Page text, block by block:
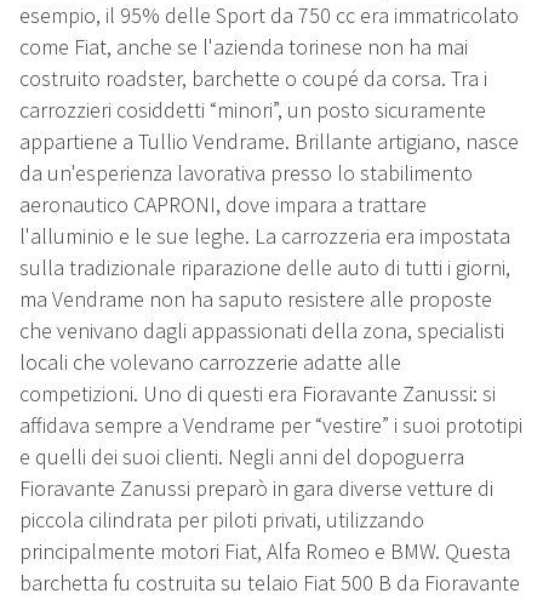
esempio, il 95% delle Sport da 750 cc era immatricolato
come Fiat, anche se l'azienda torinese non ha mai
costruito roadster, barchette o coupé da corsa. Tra i
carrozzieri cosiddetti “minori”, un posto sicuramente
appartiene a Tullio Vendrame. Brillante artigiano, nasce
da un'esperienza lavorativa presso lo stabilimento
aeronautico CAPRONI, dove impara a trattare
l'alluminio e le sue leghe. La carrozzeria era impostata
sulla tradizionale riparazione delle auto di tutti i giorni,
ma Vendrame non ha saputo resistere alle proposte
che venivano dagli appassionati della zona, specialisti
locali che volevano carrozzerie adatte alle
competizioni. Uno di questi era Fioravante Zanussi: si
affidava sempre a Vendrame per “vestire” i suoi prototipi
e quelli dei suoi clienti. Negli anni del dopoguerra
Fioravante Zanussi preparò in gara diverse vetture di
piccola cilindrata per piloti privati, utilizzando
principalmente motori Fiat, Alfa Romeo e BMW. Questa
barchetta fu costruita su telaio Fiat 500 B da Fioravante